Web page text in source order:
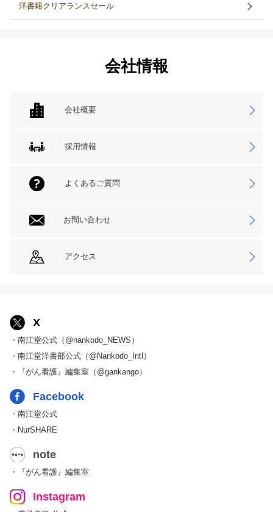
洋書籍クリアランスセール
会社情報
会社概要
採用情報
よくあるご質問
お問い合わせ
アクセス
X
・南江堂公式（@nankodo_NEWS）
・南江堂洋書部公式（@Nankodo_Intl）
・『がん看護』編集室（@gankango）
Facebook
・南江堂公式
・NurSHARE
note
・『がん看護』編集室
Instagram